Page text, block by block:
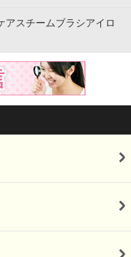
アスチームブラシアイロ